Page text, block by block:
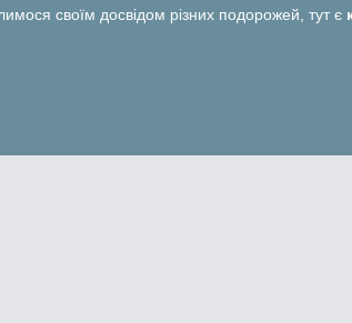
своїм досвідом різних подорожей, тут є